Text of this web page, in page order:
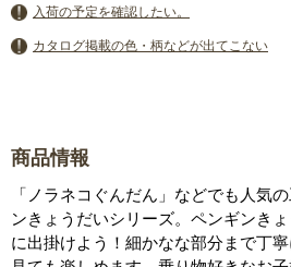
入荷の予定を確認したい。
カタログ掲載の色・柄などが出てこない
商品情報
「ノラネコぐんだん」などでも人気
ンきょうだいシリーズ。ペンギンき
に出掛けよう！細かなな部分まで丁